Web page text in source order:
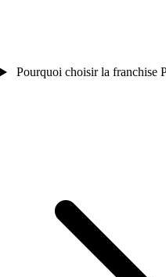
Pourquoi choisir la franchise